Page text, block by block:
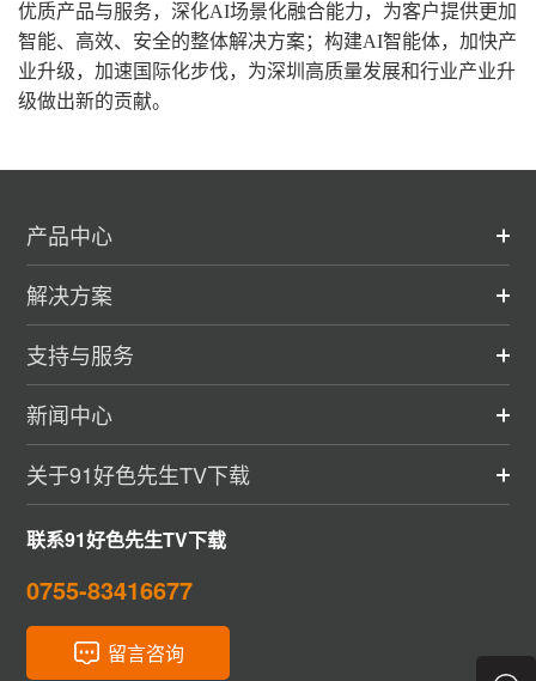
优质产品与服务，深化AI场景化融合能力，为客户提供更加
智能、高效、安全的整体解决方案；构建AI智能体，加快产
业升级，加速国际化步伐，为深圳高质量发展和行业产业升
级做出新的贡献。
产品中心
解决方案
支持与服务
新闻中心
关于91好色先生TV下载
联系91好色先生TV下载
0755-83416677
留言咨询